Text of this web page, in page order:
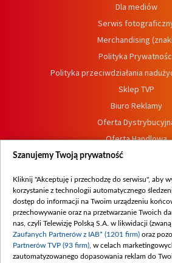
Dla mediów
Serwis
Merchandising
Polityka
Polityka przeciwdziałania
Sklep TVP
Biuro Reklamy
Oferta
Oferta Handlowa
Dostępność
Procedura zgłoszeń
Szanujemy Twoją prywatność
Kliknij "Akceptuję i przechodzę do serwisu", aby
korzystanie z technologii automatycznego
dostęp do informacji na Twoim urządzeniu
przechowywanie oraz na przetwarzanie Twoich
nas, czyli Telewizję Polską S.A. w likwidacji (zwaną
Zaufanych Partnerów z IAB* (1201 firm) oraz
Partnerów TVP (93 firm) , w celach
zautomatyzowanego dopasowania reklam do